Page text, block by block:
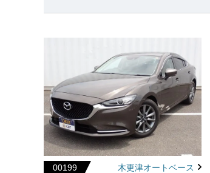
00199 木更津オートベース